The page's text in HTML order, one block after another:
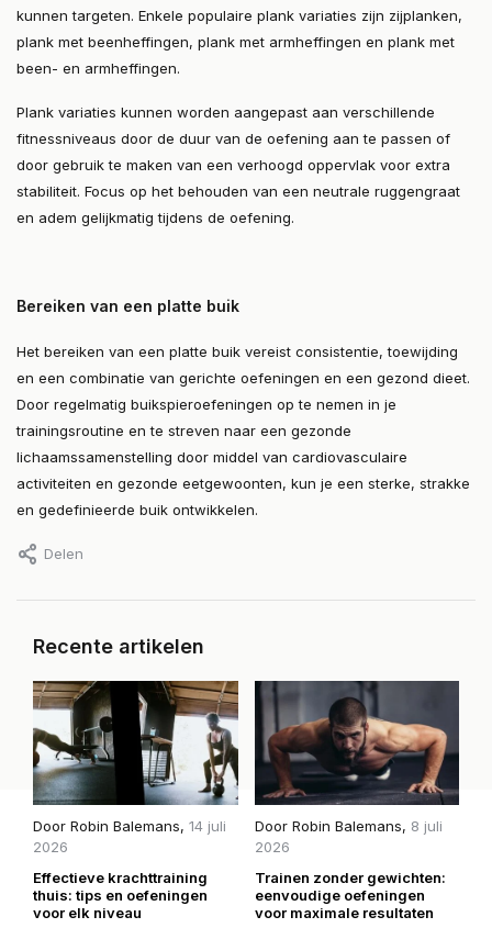
kunnen targeten. Enkele populaire plank variaties zijn zijplanken,
plank met beenheffingen, plank met armheffingen en plank met
been- en armheffingen.
Plank variaties kunnen worden aangepast aan verschillende
fitnessniveaus door de duur van de oefening aan te passen of
door gebruik te maken van een verhoogd oppervlak voor extra
stabiliteit. Focus op het behouden van een neutrale ruggengraat
en adem gelijkmatig tijdens de oefening.
Bereiken van een platte buik
Het bereiken van een platte buik vereist consistentie, toewijding
en een combinatie van gerichte oefeningen en een gezond dieet.
Door regelmatig buikspieroefeningen op te nemen in je
trainingsroutine en te streven naar een gezonde
lichaamssamenstelling door middel van cardiovasculaire
activiteiten en gezonde eetgewoonten, kun je een sterke, strakke
en gedefinieerde buik ontwikkelen.
Delen
Recente artikelen
Door Robin Balemans, 14 juli
2026
Effectieve krachttraining
thuis: tips en oefeningen
voor elk niveau
Door Robin Balemans, 8 juli
2026
Trainen zonder gewichten:
eenvoudige oefeningen
voor maximale resultaten